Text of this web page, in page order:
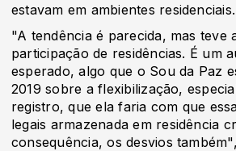
estavam em ambientes residenciais.
"A tendência é parecida, mas teve
participação de residências. É um
esperado, algo que o Sou da Paz
2019 sobre a flexibilização,
registro, que ela faria com que
legais armazenada em residência
consequência, os desvios